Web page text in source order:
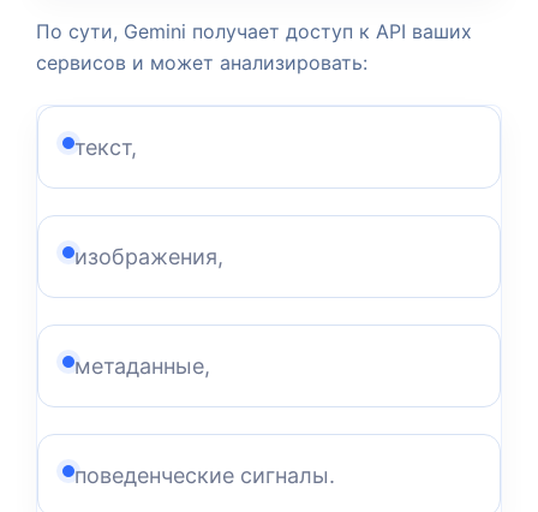
По сути, Gemini получает доступ к API ваших
сервисов и может анализировать:
текст,
изображения,
метаданные,
поведенческие сигналы.